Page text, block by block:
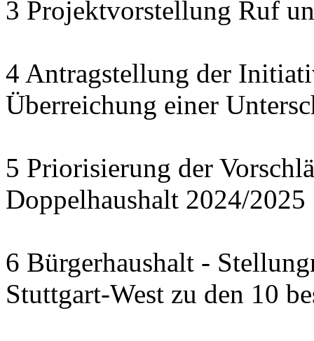
3 Projektvorstellung Ruf
4 Antragstellung der
Überreichung einer
5 Priorisierung der
Doppelhaushalt 2024/2025
6 Bürgerhaushalt -
Stuttgart-West zu den 10